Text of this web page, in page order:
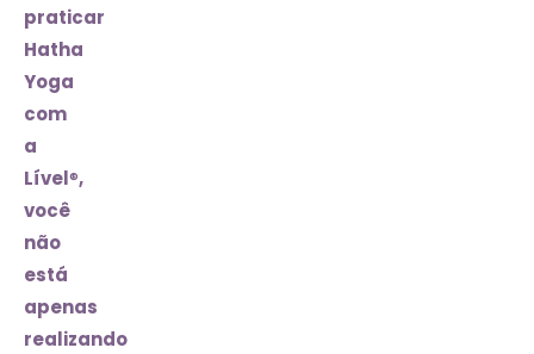
praticar
Hatha
Yoga
com
a
Lível®,
você
não
está
apenas
realizando